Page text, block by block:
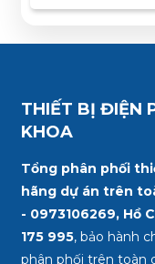
Nam: 0902 303
THIẾT BỊ ĐIỆN
KHOA
Tổng phân phối
hãng dự án trên
- 0973106269, Hồ
175 995, bảo hành
phân phối trên toàn